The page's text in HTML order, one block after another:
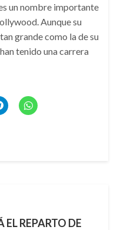
un nombre importante
Aunque su
grande como la de su
tenido una carrera
REPARTO DE